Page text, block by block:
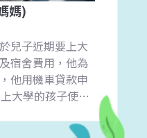
媽)
兒子近期要上大
宿舍費用，他為
他用機車貸款申
大學的孩子使
才就有多餘額的